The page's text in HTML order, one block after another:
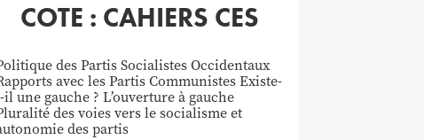
COTE : CAHIERS CES
des Partis Socialistes Occidentaux
avec les Partis Communistes Existe-
il une gauche ? L’ouverture à gauche
des voies vers le socialisme et
des partis